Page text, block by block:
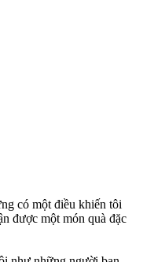
có một điều khiến tôi
được một món quà đặc